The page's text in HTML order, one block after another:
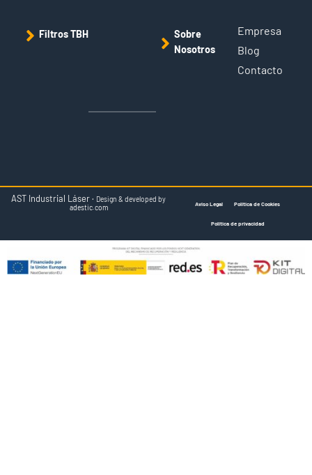
Filtros TBH
Sobre
Nosotros
Empresa
Blog
Contacto
AST Industrial Láser · Design & developed by
adestic.com
Aviso Legal Política de Cookies
Política de privacidad